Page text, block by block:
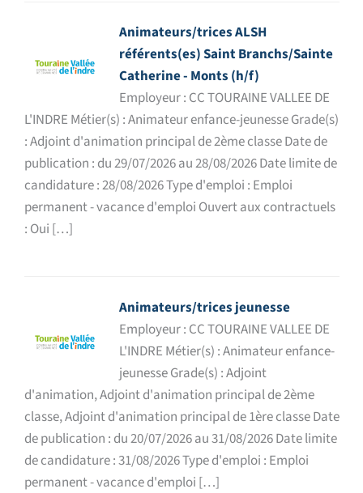
Animateurs/trices ALSH
référents(es) Saint Branchs/Sainte
Catherine - Monts (h/f)
Employeur : CC TOURAINE VALLEE DE
L'INDRE Métier(s) : Animateur enfance-jeunesse Grade(s)
: Adjoint d'animation principal de 2ème classe Date de
publication : du 29/07/2026 au 28/08/2026 Date limite de
candidature : 28/08/2026 Type d'emploi : Emploi
permanent - vacance d'emploi Ouvert aux contractuels
: Oui […]
Animateurs/trices jeunesse
Employeur : CC TOURAINE VALLEE DE
L'INDRE Métier(s) : Animateur enfance-
jeunesse Grade(s) : Adjoint
d'animation, Adjoint d'animation principal de 2ème
classe, Adjoint d'animation principal de 1ère classe Date
de publication : du 20/07/2026 au 31/08/2026 Date limite
de candidature : 31/08/2026 Type d'emploi : Emploi
permanent - vacance d'emploi […]